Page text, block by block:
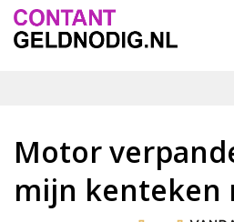
Motor
mijn kenteken